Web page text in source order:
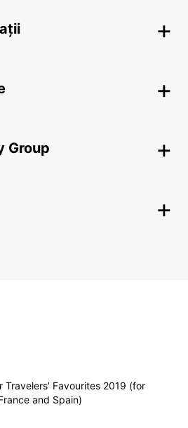
Group
Travelers’ Favourites 2019 (for
and Spain)